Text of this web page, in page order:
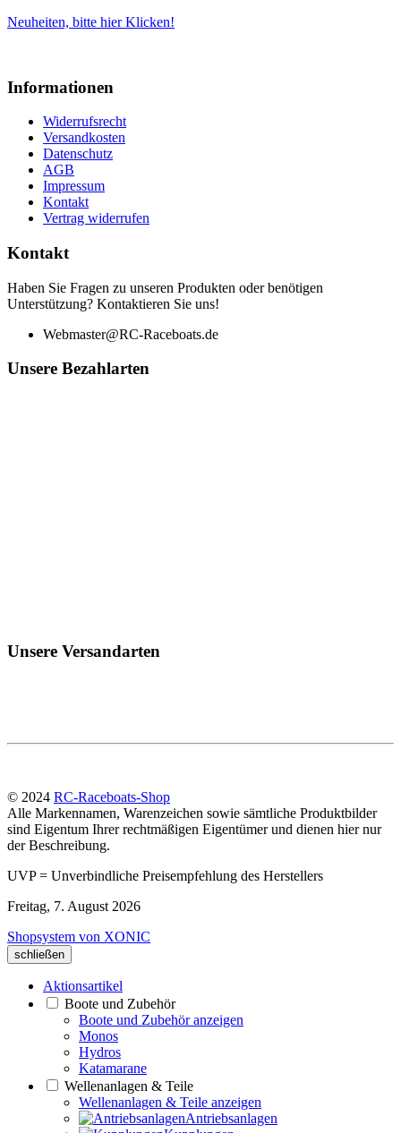
Neuheiten, bitte hier Klicken!
Informationen
Widerrufsrecht
Versandkosten
Datenschutz
AGB
Impressum
Kontakt
Vertrag widerrufen
Kontakt
Haben Sie Fragen zu unseren Produkten oder benötigen
Unterstützung? Kontaktieren Sie uns!
Webmaster@RC-Raceboats.de
Unsere Bezahlarten
Unsere Versandarten
© 2024 RC-Raceboats-Shop
Alle Markennamen, Warenzeichen sowie sämtliche Produktbilder
sind Eigentum Ihrer rechtmäßigen Eigentümer und dienen hier nur
der Beschreibung.
UVP = Unverbindliche Preisempfehlung des Herstellers
Freitag, 7. August 2026
Shopsystem von XONIC
schließen
Aktionsartikel
Boote und Zubehör
Boote und Zubehör anzeigen
Monos
Hydros
Katamarane
Wellenanlagen & Teile
Wellenanlagen & Teile anzeigen
Antriebsanlagen